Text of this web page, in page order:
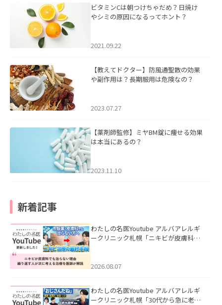
ビタミンCは朝つけちゃだめ？日焼け
やシミの原因になるってホント？
2021.09.22
【教えてドクター】防風通聖散の効果
や副作用は？長期服用は危険なの？
2023.07.27
【薬剤師監修】ミヤBM錠に痩せる効果
は本当にあるの？
2023.11.10
新着記事
わたしの名医Youtube アルバアレルギ
ークリニック札幌「ニキビが皮膚科で
ました。
2026.08.07
わたしの名医Youtube アルバアレルギ
ークリニック札幌「30代から急に老け